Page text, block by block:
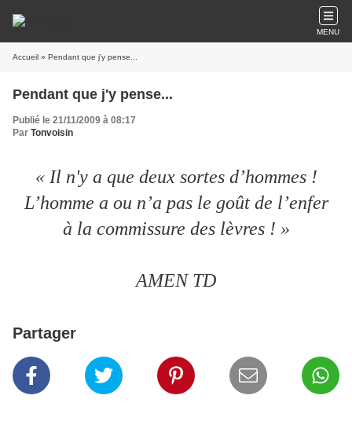
MENU
Accueil » Pendant que j'y pense...
Pendant que j'y pense...
Publié le 21/11/2009 à 08:17
Par Tonvoisin
« Il n'y a que deux sortes d’hommes !
L’homme a ou n’a pas le goût de l’enfer
à la commissure des lèvres ! »
AMEN TD
Partager